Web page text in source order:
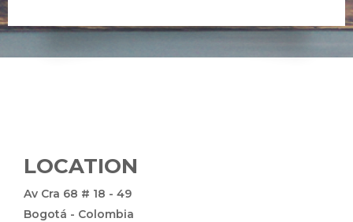
LOCATION
Av Cra 68 # 18 - 49
Bogotá - Colombia